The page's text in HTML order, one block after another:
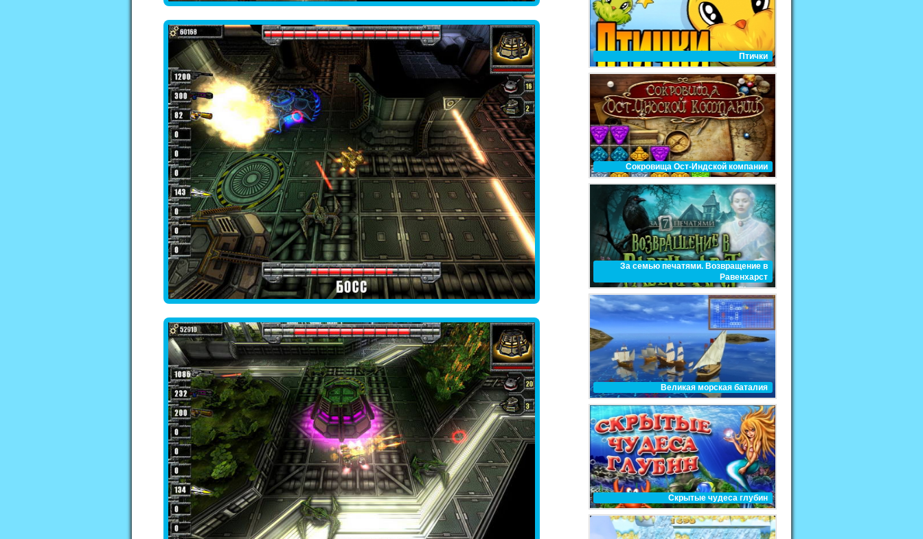
Птички
Сокровища Ост-Индской компании
За семью печатями. Возвращение в
Равенхарст
Великая морская баталия
Скрытые чудеса глубин